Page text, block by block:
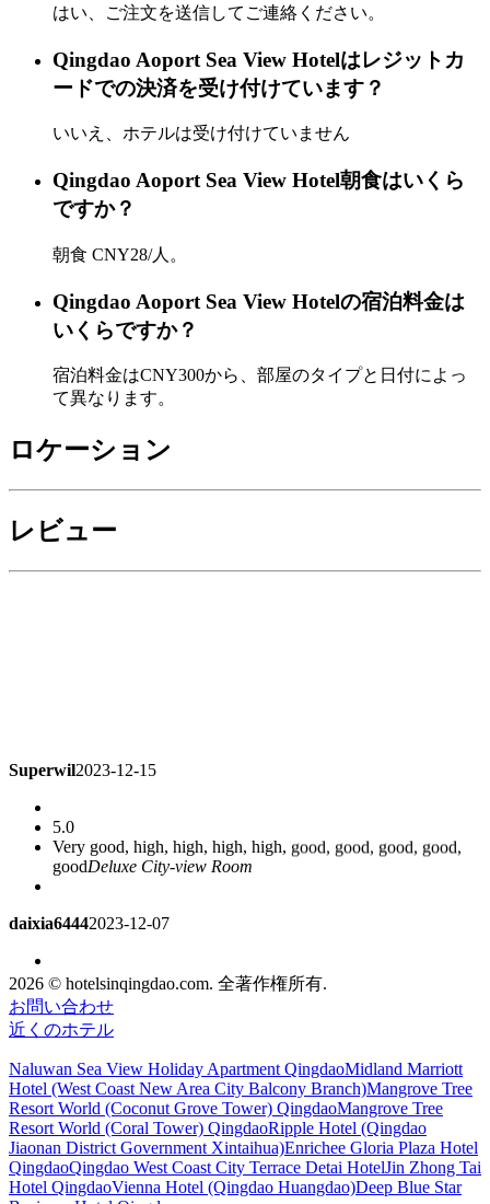
はい、ご注文を送信してご連絡ください。
Qingdao Aoport Sea View Hotelはレジットカ
ードでの決済を受け付けています？
いいえ、ホテルは受け付けていません
Qingdao Aoport Sea View Hotel朝食はいくら
ですか？
朝食 CNY28/人。
Qingdao Aoport Sea View Hotelの宿泊料金は
いくらですか？
宿泊料金はCNY300から、部屋のタイプと日付によっ
て異なります。
ロケーション
レビュー
Superwil
Very good, high, high, high, high, good, good, good, good,
good Deluxe City-view Room
daixia6444
I've lived many times. It's really goodDeluxe City-view Room
5.0
It's great. Going out is the beach. Support Tujia!Deluxe
Ocean-view Queen Room
caven2023-11-15
2026 © hotelsinqingdao.com. 全著作権所有.
お問い合わせ
近くのホテル
Naluwan Sea View Holiday Apartment QingdaoMidland Marriott
Hotel (West Coast New Area City Balcony Branch)Mangrove Tree
Resort World (Coconut Grove Tower) QingdaoMangrove Tree
Resort World (Coral Tower) QingdaoRipple Hotel (Qingdao
Jiaonan District Government Xintaihua)Enrichee Gloria Plaza Hotel
QingdaoQingdao West Coast City Terrace Detai HotelJin Zhong Tai
Hotel QingdaoVienna Hotel (Qingdao Huangdao)Deep Blue Star